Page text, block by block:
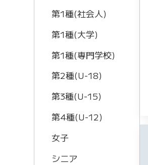
第1種(社会人)
第1種(大学)
第1種(専門学校)
第2種(U-18)
第3種(U-15)
第4種(U-12)
女子
シニア